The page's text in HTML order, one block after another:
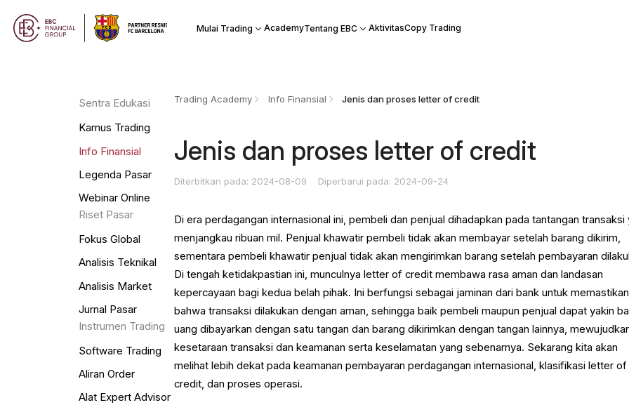
Mulai Trading AcademyTentang EBC AktivitasCopy Trading
Sentra Edukasi
Kamus Trading
Info Finansial
Legenda Pasar
Webinar Online
Riset Pasar
Fokus Global
Analisis Teknikal
Analisis Market
Jurnal Pasar
Instrumen Trading
Software Trading
Aliran Order
Alat Expert Advisor
Trading Academy Info Finansial Jenis dan proses letter of credit
Jenis dan proses letter of credit
Diterbitkan pada: 2024-08-09 Diperbarui pada: 2024-09-24
Di era perdagangan internasional ini, pembeli dan penjual dihadapkan pada tantangan transaksi
menjangkau ribuan mil. Penjual khawatir pembeli tidak akan membayar setelah barang dikirim,
sementara pembeli khawatir penjual tidak akan mengirimkan barang setelah pembayaran
Di tengah ketidakpastian ini, munculnya letter of credit membawa rasa aman dan landasan
kepercayaan bagi kedua belah pihak. Ini berfungsi sebagai jaminan dari bank untuk memastikan
bahwa transaksi dilakukan dengan aman, sehingga baik pembeli maupun penjual dapat yakin
uang dibayarkan dengan satu tangan dan barang dikirimkan dengan tangan lainnya,
kesetaraan transaksi dan keamanan serta keselamatan yang sebenarnya. Sekarang kita akan
melihat lebih dekat pada keamanan pembayaran perdagangan internasional, klasifikasi letter of
credit, dan proses operasi.